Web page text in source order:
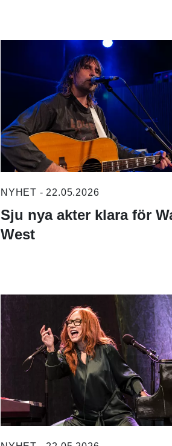
NYHET - 22.05.2026
Sju nya akter klara för
West